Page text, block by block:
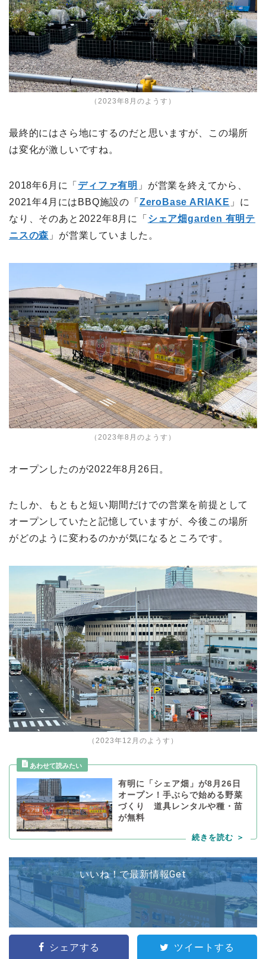
（2023年8月のようす）
最終的にはさら地にするのだと思いますが、この場所
は変化が激しいですね。
2018年6月に「 ディファ有明 」が営業を終えてから、
2021年4月にはBBQ施設の「 ZeroBase ARIAKE 」に
なり、そのあと2022年8月に「 シェア畑garden 有明テ
ニスの森 」が営業していました。
（2023年8月のようす）
オープンしたのが2022年8月26日。
たしか、もともと短い期間だけでの営業を前提として
オープンしていたと記憶していますが、今後この場所
がどのように変わるのかが気になるところです。
（2023年12月のようす）
有明に「シェア畑」が8月26日
オープン！手ぶらで始める野菜
づくり 道具レンタルや種・苗
が無料
いいね！で最新情報Get
シェアする ツイートする